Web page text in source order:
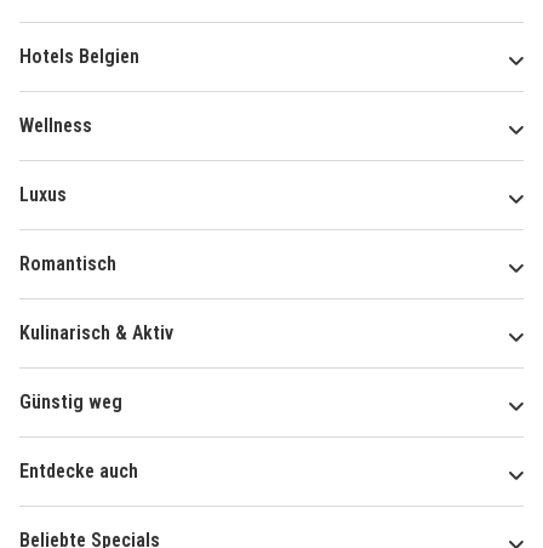
Hotels Belgien
Wellness
Luxus
Romantisch
Kulinarisch & Aktiv
Günstig weg
Entdecke auch
Beliebte Specials